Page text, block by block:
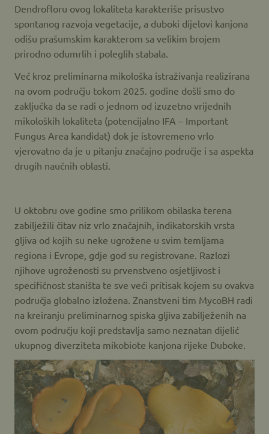
Dendrofloru ovog lokaliteta karakteriše prisustvo
spontanog razvoja vegetacije, a duboki dijelovi kanjona
odišu prašumskim karakterom sa velikim brojem
prirodno odumrlih i poleglih stabala.
Već kroz preliminarna mikološka istraživanja realizirana
na ovom području tokom 2025. godine došli smo do
zaključka da se radi o jednom od izuzetno vrijednih
mikoloških lokaliteta (potencijalno IFA – Important
Fungus Area kandidat) dok je istovremeno vrlo
vjerovatno da je u pitanju značajno područje i sa aspekta
drugih naučnih oblasti.
U oktobru ove godine smo prilikom obilaska terena
zabilježili čitav niz vrlo značajnih, indikatorskih vrsta
gljiva od kojih su neke ugrožene u svim temljama
regiona i Evrope, gdje god su registrovane. Razlozi
njihove ugroženosti su prvenstveno osjetljivost i
specifičnost staništa te sve veći pritisak kojem su ovakva
područja globalno izložena. Znanstveni tim MycoBH radi
na kreiranju preliminarnog spiska gljiva zabilježenih na
ovom području koji predstavlja samo neznatan dijelić
ukupnog diverziteta mikobiote kanjona rijeke Duboke.